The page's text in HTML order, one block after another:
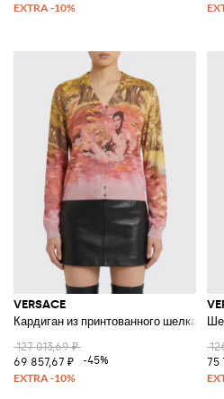
VERSACE
Кардиган из принтованного шелка
127 013,69 ₽
69 857,67 ₽
-45%
75